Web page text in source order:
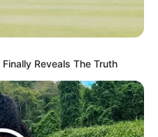
Reveals The Truth